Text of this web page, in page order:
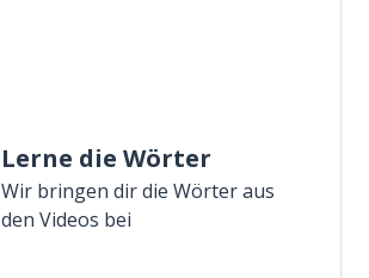
Lerne die Wörter
Wir bringen dir die Wörter aus
den Videos bei